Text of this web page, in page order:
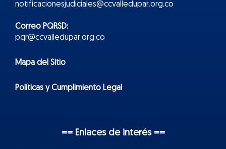
notificacionesjudiciales@ccvalledupar.org.co
Correo PQRSD:
pqr@ccvalledupar.org.co
Mapa del Sitio
Políticas y Cumplimiento Legal
== Enlaces de interés ==